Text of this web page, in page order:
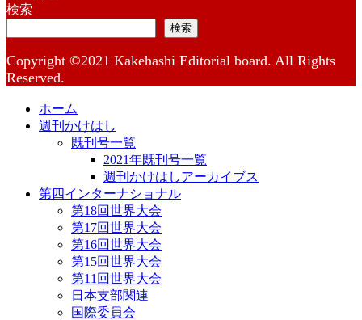
検索
検索
Copyright ©2021 Kakehashi Editorial board. All Rights
Reserved.
ホーム
週刊かけはし
既刊号一覧
2021年既刊号一覧
週刊かけはしアーカイブス
第四インターナショナル
第18回世界大会
第17回世界大会
第16回世界大会
第15回世界大会
第11回世界大会
日本支部関連
国際委員会